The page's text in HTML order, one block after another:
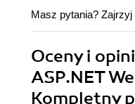
Masz pytania? Zajrzyj
Oceny i
ASP.NET
Kompletny